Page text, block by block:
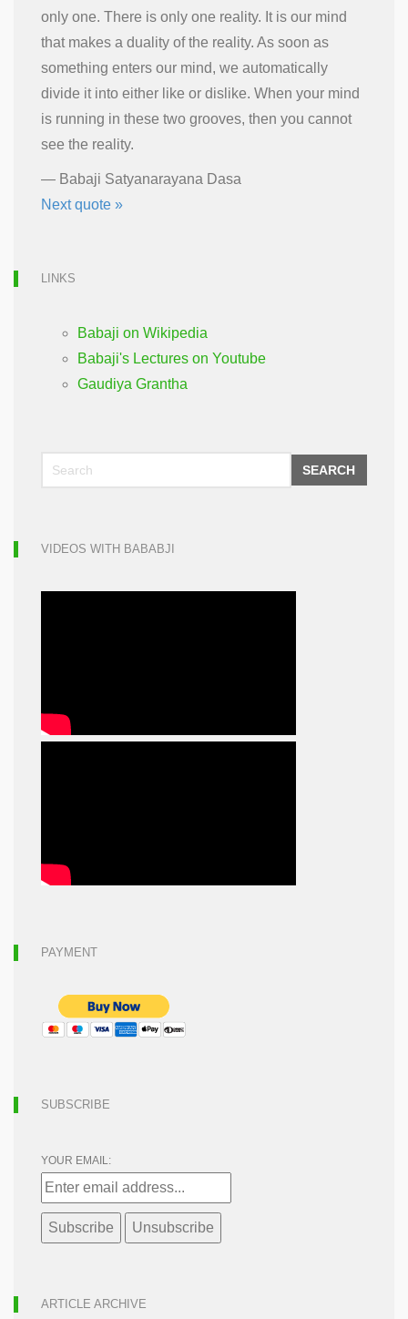
only one. There is only one reality. It is our mind
that makes a duality of the reality. As soon as
something enters our mind, we automatically
divide it into either like or dislike. When your mind
is running in these two grooves, then you cannot
see the reality.
— Babaji Satyanarayana Dasa
Next quote »
LINKS
Babaji on Wikipedia
Babaji's Lectures on Youtube
Gaudiya Grantha
SEARCH
VIDEOS WITH BABABJI
PAYMENT
SUBSCRIBE
YOUR EMAIL:
ARTICLE ARCHIVE